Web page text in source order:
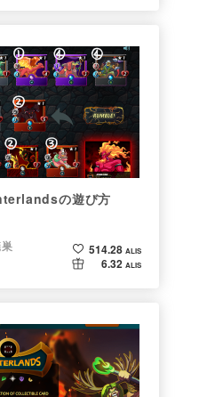
の遊び方
514.28 ALIS
6.32 ALIS